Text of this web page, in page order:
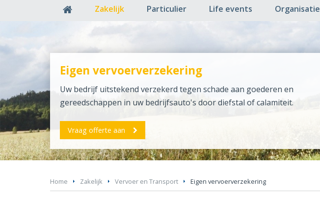
Zakelijk Particulier Life events Organisatie
Eigen vervoerverzekering
Uw bedrijf uitstekend verzekerd tegen schade aan goederen en
gereedschappen in uw bedrijfsauto's door diefstal of calamiteit.
Vraag offerte aan
Home Zakelijk Vervoer en Transport Eigen vervoerverzekering